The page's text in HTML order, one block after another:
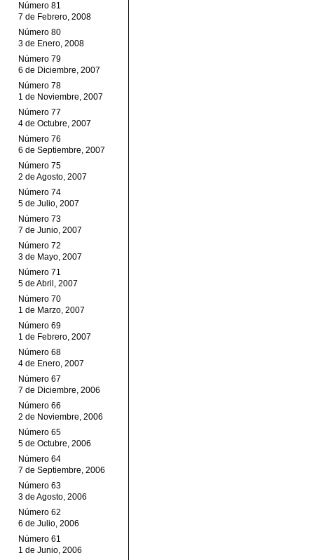
Número 81
7 de Febrero, 2008
Número 80
3 de Enero, 2008
Número 79
6 de Diciembre, 2007
Número 78
1 de Noviembre, 2007
Número 77
4 de Octubre, 2007
Número 76
6 de Septiembre, 2007
Número 75
2 de Agosto, 2007
Número 74
5 de Julio, 2007
Número 73
7 de Junio, 2007
Número 72
3 de Mayo, 2007
Número 71
5 de Abril, 2007
Número 70
1 de Marzo, 2007
Número 69
1 de Febrero, 2007
Número 68
4 de Enero, 2007
Número 67
7 de Diciembre, 2006
Número 66
2 de Noviembre, 2006
Número 65
5 de Octubre, 2006
Número 64
7 de Septiembre, 2006
Número 63
3 de Agosto, 2006
Número 62
6 de Julio, 2006
Número 61
1 de Junio, 2006